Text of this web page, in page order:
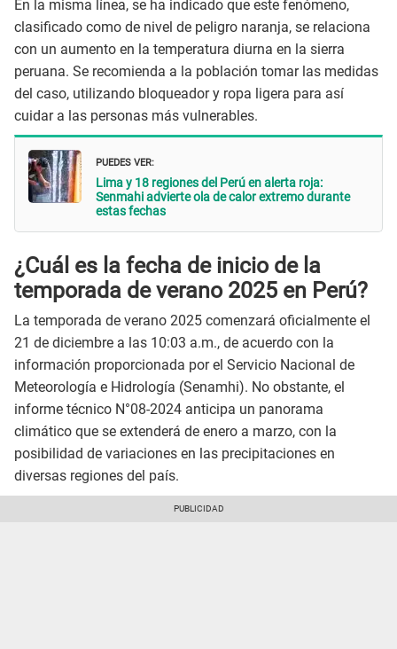
En la misma línea, se ha indicado que este fenómeno,
clasificado como de nivel de peligro naranja, se relaciona
con un aumento en la temperatura diurna en la sierra
peruana. Se recomienda a la población tomar las medidas
del caso, utilizando bloqueador y ropa ligera para así
cuidar a las personas más vulnerables.
PUEDES VER:
Lima y 18 regiones del Perú en alerta roja:
Senmahi advierte ola de calor extremo durante
estas fechas
¿Cuál es la fecha de inicio de la
temporada de verano 2025 en Perú?
La temporada de verano 2025 comenzará oficialmente el
21 de diciembre a las 10:03 a.m., de acuerdo con la
información proporcionada por el Servicio Nacional de
Meteorología e Hidrología (Senamhi). No obstante, el
informe técnico N°08-2024 anticipa un panorama
climático que se extenderá de enero a marzo, con la
posibilidad de variaciones en las precipitaciones en
diversas regiones del país.